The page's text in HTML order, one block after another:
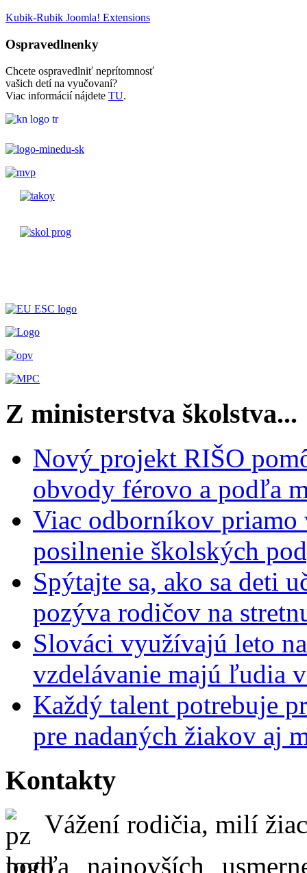
Kubik-Rubik Joomla! Extensions
Ospravedlnenky
Chcete ospravedlniť neprítomnosť
vašich detí na vyučovaní?
Viac informácií nájdete TU.
Z ministerstva školstva...
Nový projekt RIŠO
obvody férovo a podľa
Viac odborníkov priamo
posilnenie školských
Spýtajte sa, ako sa deti
pozýva rodičov na
Slováci využívajú leto
vzdelávanie majú ľudia
Každý talent potrebuje
pre nadaných žiakov aj
Kontakty
Vážení rodičia, milí
podľa najnovších